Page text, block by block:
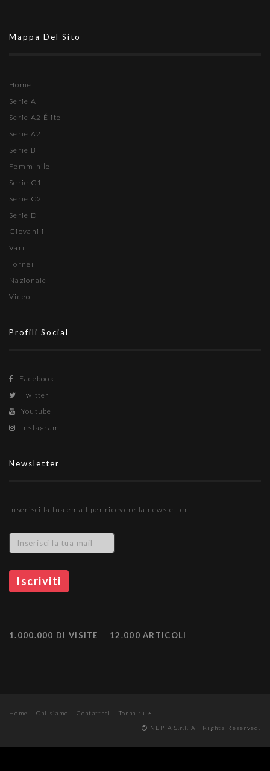
Mappa Del Sito
Home
Serie A
Serie A2 Élite
Serie A2
Serie B
Femminile
Serie C1
Serie C2
Serie D
Giovanili
Vari
Tornei
Nazionale
Video
Profili Social
Facebook
Twitter
Youtube
Instagram
Newsletter
Inserisci la tua email per ricevere la newsletter
1.000.000 DI VISITE 12.000 ARTICOLI
Home Chi siamo Contattaci
Torna su
NEPTA S.r.l. All Rights Reserved.